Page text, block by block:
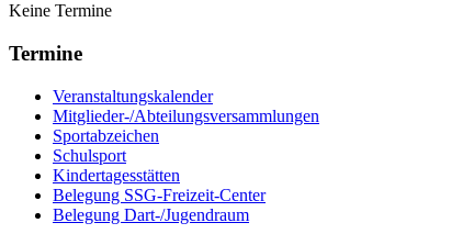
Keine Termine
Termine
Veranstaltungskalender
Mitglieder-/Abteilungsversammlungen
Sportabzeichen
Schulsport
Kindertagesstätten
Belegung SSG-Freizeit-Center
Belegung Dart-/Jugendraum